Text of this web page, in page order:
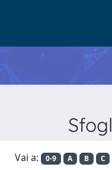
Vai a: 0-9 A B C